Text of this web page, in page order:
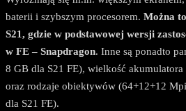
baterii i szybszym procesorem. Można
S21, gdzie w podstawowej wersji
w FE – Snapdragon. Inne są ponadto
8 GB dla S21 FE), wielkość
oraz rodzaje obiektywów (64+12+12
dla S21 FE).